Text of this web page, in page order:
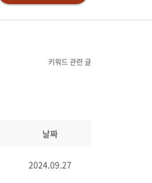
키워드 관련 글
날짜
2024.09.27